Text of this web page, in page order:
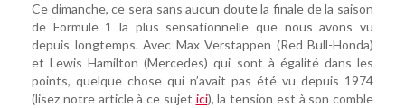
Ce dimanche, ce sera sans aucun doute la finale de la saison
de Formule 1 la plus sensationnelle que nous avons vu
depuis longtemps. Avec Max Verstappen (Red Bull-Honda)
et Lewis Hamilton (Mercedes) qui sont à égalité dans les
points, quelque chose qui n’avait pas été vu depuis 1974
(lisez notre article à ce sujet ici), la tension est à son comble